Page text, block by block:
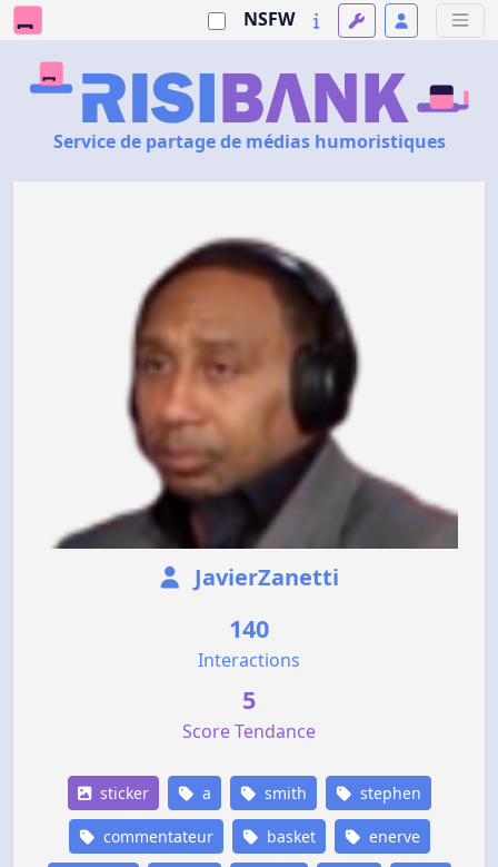
NSFW
Service de partage de médias humoristiques
JavierZanetti
140
Interactions
5
Score Tendance
sticker a smith stephen
commentateur basket enerve